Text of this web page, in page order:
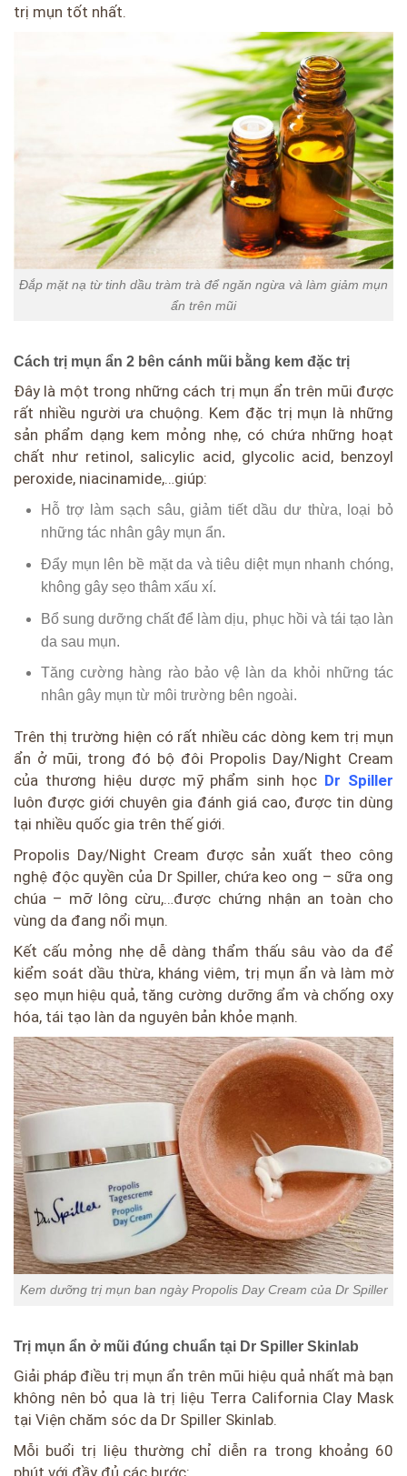
trị mụn tốt nhất.
Đắp mặt nạ từ tinh dầu tràm trà để ngăn ngừa và làm giảm mụn
ẩn trên mũi
Cách trị mụn ẩn 2 bên cánh mũi bằng kem đặc trị
Đây là một trong những cách trị mụn ẩn trên mũi được
rất nhiều người ưa chuộng. Kem đặc trị mụn là những
sản phẩm dạng kem mỏng nhẹ, có chứa những hoạt
chất như retinol, salicylic acid, glycolic acid, benzoyl
peroxide, niacinamide,…giúp:
Hỗ trợ làm sạch sâu, giảm tiết dầu dư thừa, loại bỏ
những tác nhân gây mụn ẩn.
Đẩy mụn lên bề mặt da và tiêu diệt mụn nhanh chóng,
không gây sẹo thâm xấu xí.
Bổ sung dưỡng chất để làm dịu, phục hồi và tái tạo làn
da sau mụn.
Tăng cường hàng rào bảo vệ làn da khỏi những tác
nhân gây mụn từ môi trường bên ngoài.
Trên thị trường hiện có rất nhiều các dòng kem trị mụn
ẩn ở mũi, trong đó bộ đôi Propolis Day/Night Cream
của thương hiệu dược mỹ phẩm sinh học Dr Spiller
luôn được giới chuyên gia đánh giá cao, được tin dùng
tại nhiều quốc gia trên thế giới.
Propolis Day/Night Cream được sản xuất theo công
nghệ độc quyền của Dr Spiller, chứa keo ong – sữa ong
chúa – mỡ lông cừu,…được chứng nhận an toàn cho
vùng da đang nổi mụn.
Kết cấu mỏng nhẹ dễ dàng thẩm thấu sâu vào da để
kiểm soát dầu thừa, kháng viêm, trị mụn ẩn và làm mờ
sẹo mụn hiệu quả, tăng cường dưỡng ẩm và chống oxy
hóa, tái tạo làn da nguyên bản khỏe mạnh.
Kem dưỡng trị mụn ban ngày Propolis Day Cream của Dr Spiller
Trị mụn ẩn ở mũi đúng chuẩn tại Dr Spiller Skinlab
Giải pháp điều trị mụn ẩn trên mũi hiệu quả nhất mà bạn
không nên bỏ qua là trị liệu Terra California Clay Mask
tại Viện chăm sóc da Dr Spiller Skinlab.
Mỗi buổi trị liệu thường chỉ diễn ra trong khoảng 60
phút với đầy đủ các bước: